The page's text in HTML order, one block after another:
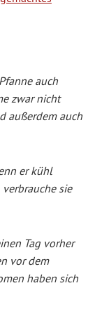
auch
zwar nicht
außerdem auch
er kühl
sie
Tag vorher
vor dem
haben sich